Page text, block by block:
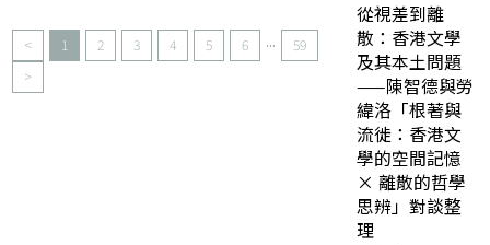
< 1 2 3 4 5 6 ...
59
>
從視差到離
散：香港文學
及其本土問題
——陳智德與勞
緯洛「根著與
流徙：香港文
學的空間記憶
× 離散的哲學
思辨」對談整
理